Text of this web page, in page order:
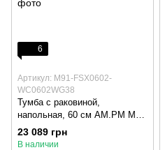
6
Артикул: M91-FSX0602-
WC0602WG38
Тумба с раковиной,
напольная, 60 см AM.PM M91-
FSX0602-WC0602WG38 GEM
S
23 089 грн
В наличии